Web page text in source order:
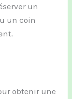
un
un coin
obtenir une